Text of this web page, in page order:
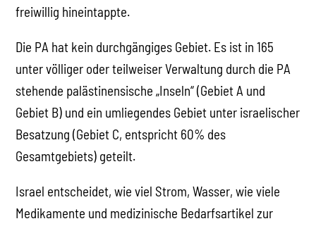
freiwillig hineintappte.
Die PA hat kein durchgängiges Gebiet. Es ist in 165
unter völliger oder teilweiser Verwaltung durch die PA
stehende palästinensische „Inseln“ (Gebiet A und
Gebiet B) und ein umliegendes Gebiet unter israelischer
Besatzung (Gebiet C, entspricht 60% des
Gesamtgebiets) geteilt.
Israel entscheidet, wie viel Strom, Wasser, wie viele
Medikamente und medizinische Bedarfsartikel zur